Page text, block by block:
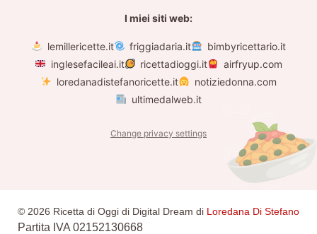
I miei siti web:
lemillericette.it friggiadaria.it
bimbyricettario.it
inglesefacileai.it
ricettadioggi.it
airfryup.com
loredanadistefanoricette.it
notiziedonna.com
ultimedalweb.it
Change privacy settings
© 2026 Ricetta di Oggi di Digital Dream di Loredana Di Stefano
Partita IVA 02152130668